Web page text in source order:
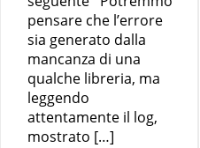
pensare che l’errore
sia generato dalla
mancanza di una
qualche libreria, ma
leggendo
attentamente il log,
mostrato […]